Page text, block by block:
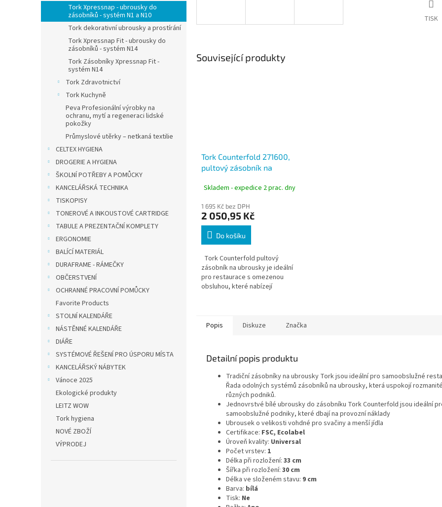
Tork Xpressnap - ubrousky do
zásobníků - systém N1 a N10
Tork dekorativní ubrousky a prostírání
Tork Xpressnap Fit - ubrousky do
zásobníků - systém N14
Tork Zásobníky Xpressnap Fit -
systém N14
Tork Zdravotnictví
Tork Kuchyně
Peva Profesionální výrobky na
ochranu, mytí a regeneraci lidské
pokožky
Průmyslové utěrky – netkaná textilie
CELTEX HYGIENA
DROGERIE A HYGIENA
ŠKOLNÍ POTŘEBY A POMŮCKY
KANCELÁŘSKÁ TECHNIKA
TISKOPISY
TONEROVÉ A INKOUSTOVÉ CARTRIDGE
TABULE A PREZENTAČNÍ KOMPLETY
ERGONOMIE
BALÍCÍ MATERIÁL
DURAFRAME - RÁMEČKY
OBČERSTVENÍ
OCHRANNÉ PRACOVNÍ POMŮCKY
Favorite Products
STOLNÍ KALENDÁŘE
NÁSTĚNNÉ KALENDÁŘE
DIÁŘE
SYSTÉMOVÉ ŘEŠENÍ PRO ÚSPORU MÍSTA
KANCELÁŘSKÝ NÁBYTEK
Vánoce 2025
Ekologické produkty
LEITZ WOW
Tork hygiena
NOVÉ ZBOŽÍ
VÝPRODEJ
TISK
Související produkty
Tork Counterfold 271600,
pultový zásobník na
Skladem - expedice 2 prac. dny
1 695 Kč bez DPH
2 050,95 Kč
Do košíku
Tork Counterfold pultový
zásobník na ubrousky je ideální
pro restaurace s omezenou
obsluhou, které nabízejí
Popis Diskuze Značka
Detailní popis produktu
Tradiční zásobníky na ubrousky Tork jsou ideální pro samoobslužné
Řada odolných systémů zásobníků na ubrousky, která uspokojí
různých podniků.
Jednovrstvé bílé ubrousky do zásobníku Tork Counterfold jsou ideální
samoobslužné podniky, které dbají na provozní náklady
Ubrousek o velikosti vohdné pro svačiny a menší jídla
Certifikace: FSC, Ecolabel
Úroveň kvality: Universal
Počet vrstev: 1
Délka při rozložení: 33 cm
Šířka při rozložení: 30 cm
Délka ve složeném stavu: 9 cm
Barva: bílá
Tisk: Ne